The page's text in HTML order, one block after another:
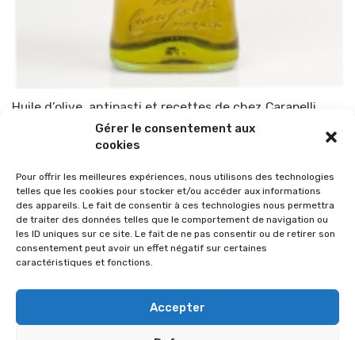
Gérer le consentement aux
cookies
Pour offrir les meilleures expériences, nous utilisons des technologies
telles que les cookies pour stocker et/ou accéder aux informations
des appareils. Le fait de consentir à ces technologies nous permettra
de traiter des données telles que le comportement de navigation ou
les ID uniques sur ce site. Le fait de ne pas consentir ou de retirer son
consentement peut avoir un effet négatif sur certaines
caractéristiques et fonctions.
Accepter
Huile d’olive, antipasti et recettes de chez Carapelli
TOP-PARENTS 23 avril 2014